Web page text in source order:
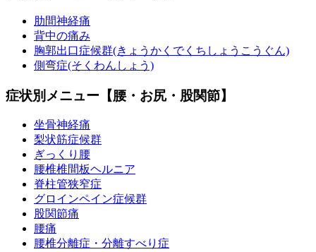
肋間神経痛
背中の痛み
胸郭出口症候群(きょうかくでくちしょうこうぐん)
側弯症(そくわんしょう)
症状別メニュー【腰・お尻・股関節】
坐骨神経痛
梨状筋症候群
ぎっくり腰
腰椎椎間板ヘルニア
脊柱管狭窄症
グロインペイン症候群
股関節痛
腰痛
腰椎分離症・分離すべり症